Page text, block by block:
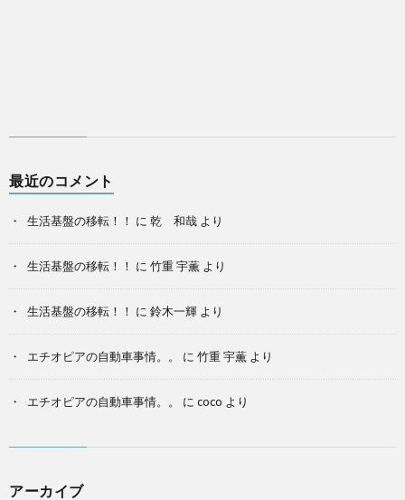
最近のコメント
生活基盤の移転！！ に 乾 和哉 より
生活基盤の移転！！ に 竹重 宇薫 より
生活基盤の移転！！ に 鈴木一輝 より
エチオピアの自動車事情。。 に 竹重 宇薫 より
エチオピアの自動車事情。。 に coco より
アーカイブ